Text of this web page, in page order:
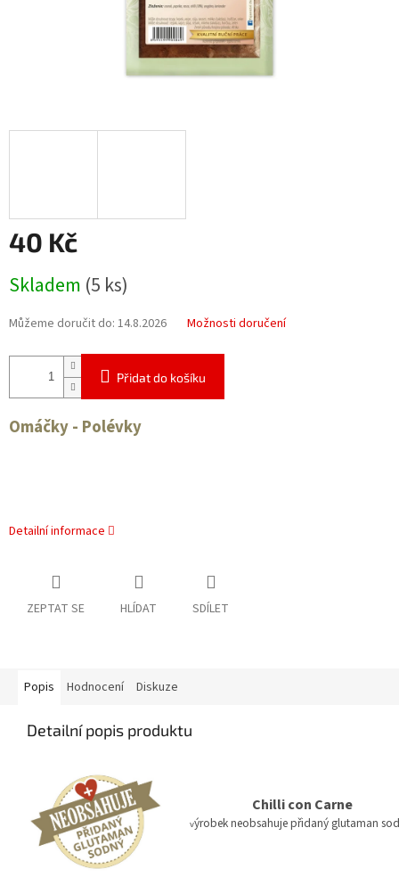
40 Kč
cena:
Skladem (5 ks)
Můžeme doručit do: 14.8.2026 Možnosti doručení
Přidat do košíku
Omáčky - Polévky
Detailní informace
ZEPTAT SE HLÍDAT SDÍLET
Popis Hodnocení Diskuze
Detailní popis produktu
Chilli con Carne
výrobek neobsahuje přidaný glutaman